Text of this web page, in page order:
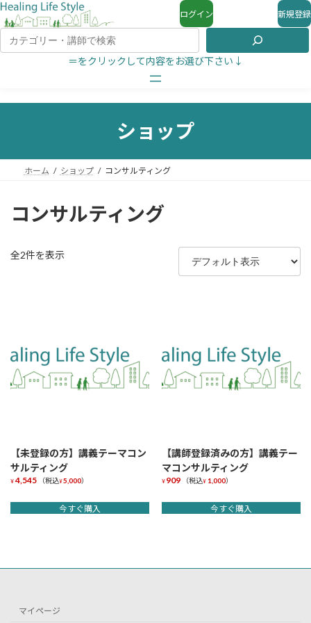
ログイン 新規登録
＝をクリックして内容をお選び下さい↓
ショップ
ホーム ショップ コンサルティング
コンサルティング
全2件を表示
【未登録の方】講義テーマコン
サルティング
¥ 4,545 （税込¥5,000）
今すぐ購入
【講師登録済みの方】講義テー
マコンサルティング
¥ 909 （税込¥ 1,000）
今すぐ購入
マイページ